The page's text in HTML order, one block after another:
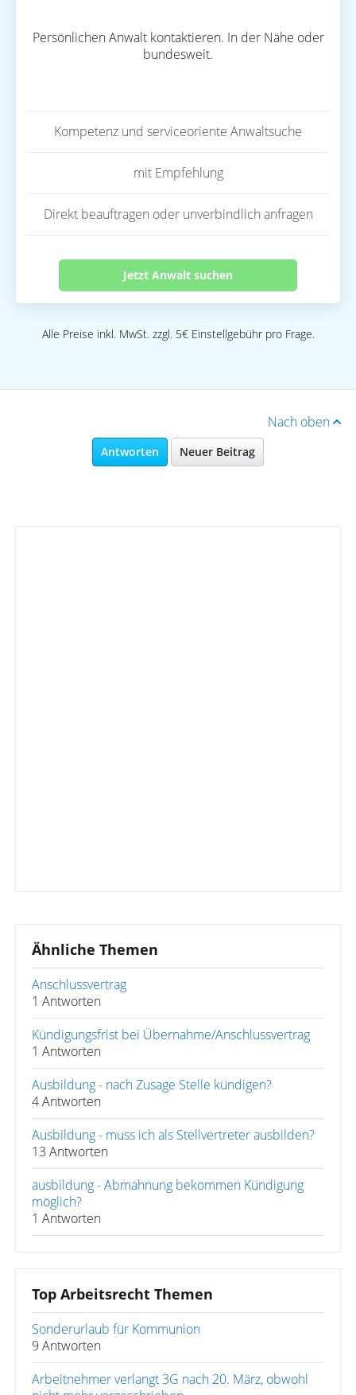
Persönlichen Anwalt kontaktieren. In der Nähe oder
bundesweit.
Kompetenz und serviceoriente Anwaltsuche
mit Empfehlung
Direkt beauftragen oder unverbindlich anfragen
Jetzt Anwalt suchen
Alle Preise inkl. MwSt. zzgl. 5€ Einstellgebühr pro Frage.
Nach oben
Antworten Neuer Beitrag
Ähnliche Themen
Anschlussvertrag
1 Antworten
Kündigungsfrist bei Übernahme/Anschlussvertrag
1 Antworten
Ausbildung - nach Zusage Stelle kündigen?
4 Antworten
Ausbildung - muss ich als Stellvertreter ausbilden?
13 Antworten
ausbildung - Abmahnung bekommen Kündigung
möglich?
1 Antworten
Top Arbeitsrecht Themen
Sonderurlaub für Kommunion
9 Antworten
Arbeitnehmer verlangt 3G nach 20. März, obwohl